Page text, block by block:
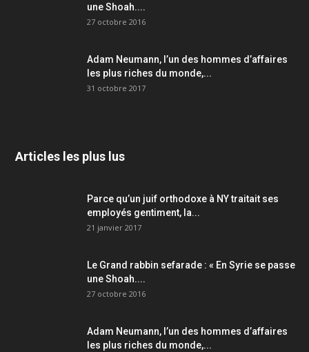
une Shoah....
27 octobre 2016
Adam Neumann, l’un des hommes d’affaires
les plus riches du monde,...
31 octobre 2017
Articles les plus lus
Parce qu’un juif orthodoxe à NY traitait ses
employés gentiment, la...
21 janvier 2017
Le Grand rabbin sefarade : « En Syrie se passe
une Shoah....
27 octobre 2016
Adam Neumann, l’un des hommes d’affaires
les plus riches du monde,...